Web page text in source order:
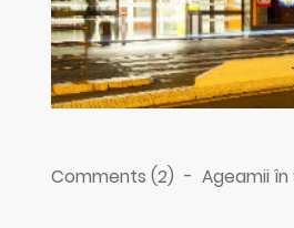
Comments (2) - Ageamii